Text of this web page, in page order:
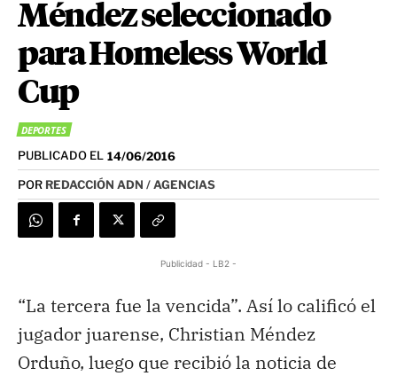
Méndez seleccionado
para Homeless World
Cup
DEPORTES
PUBLICADO EL 14/06/2016
POR REDACCIÓN ADN / AGENCIAS
Publicidad - LB2 -
“La tercera fue la vencida”. Así lo calificó el
jugador juarense, Christian Méndez
Orduño, luego que recibió la noticia de